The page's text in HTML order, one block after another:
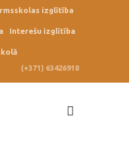
izglītība
Interešu izglītība
(+371) 63426918